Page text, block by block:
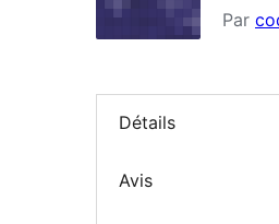
Par
Détails
Avis